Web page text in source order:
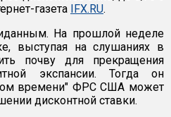
газета IFX.RU.
На прошлой неделе
выступая на слушаниях в
почву для прекращения
экспансии. Тогда он
времени" ФРС США может
дисконтной ставки.